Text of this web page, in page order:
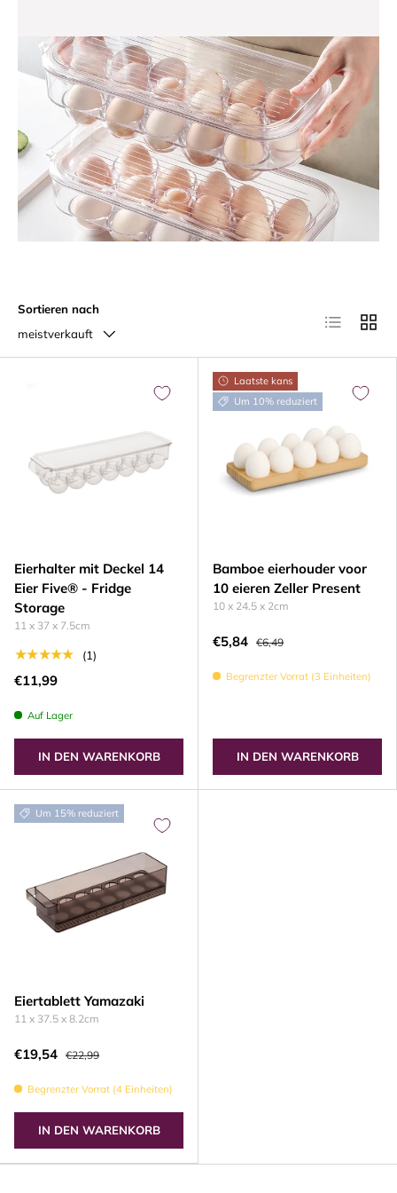
Sortieren nach
meistverkauft
Produktliste
Eierhalter mit Deckel 14
Eier Five® - Fridge
Storage
11 x 37 x 7.5cm
★★★★★ (1)
€11,99
Auf Lager
IN DEN WARENKORB
Laatste kans
Um 10% reduziert
Bamboe eierhouder voor
10 eieren Zeller Present
10 x 24.5 x 2cm
€5,84 €6,49
Begrenzter Vorrat (3 Einheiten)
IN DEN WARENKORB
Um 15% reduziert
Eiertablett Yamazaki
11 x 37.5 x 8.2cm
€19,54 €22,99
Begrenzter Vorrat (4 Einheiten)
IN DEN WARENKORB